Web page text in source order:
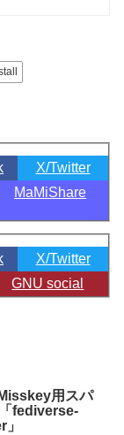
X/Twitter
MaMiShare
X/Twitter
GNU social
用スパ
fediverse-